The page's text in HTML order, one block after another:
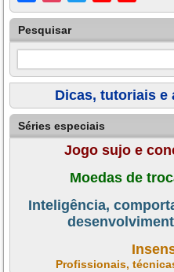
Pesquisar
Dicas, tutoriais e
Séries especiais
Jogo sujo e
Moedas de
Inteligência,
Profissionais,